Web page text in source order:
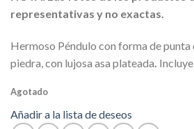
representativas y no exactas.
Hermoso Péndulo con forma de
piedra, con lujosa asa plateada.
Agotado
Añadir a la lista de deseos